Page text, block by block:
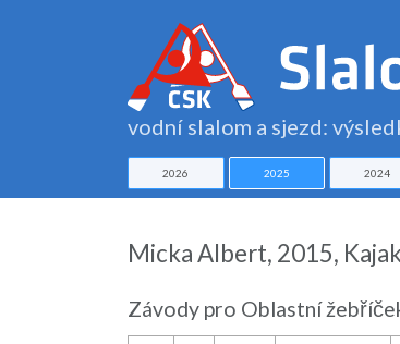
vodní slalom a sjezd:
2026 2025 2024
Micka Albert, 2015,
Závody pro Oblastní